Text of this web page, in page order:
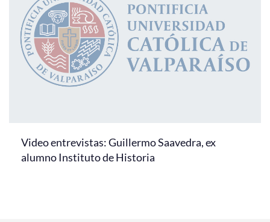
Video entrevistas: Guillermo Saavedra, ex
alumno Instituto de Historia